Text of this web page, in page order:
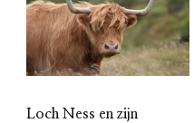
Loch Ness en zijn